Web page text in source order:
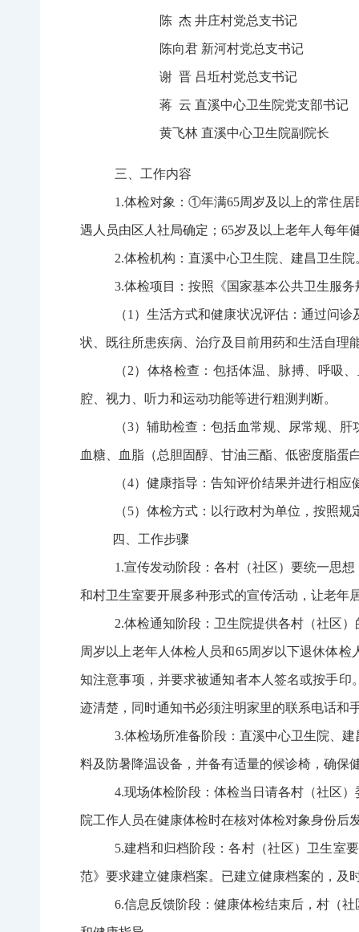
陈 杰 井庄村党总支书记
陈向君 新河村党总支书记
谢 晋 吕坵村党总支书记
蒋 云 直溪中心卫生院党支部书记
黄飞林 直溪中心卫生院副院长
三、工作内容
1 .体检对象：①年满65周岁及以上的常住居
遇人员由区人社局确定； 65岁及以上老年人每年
2.体检机构：直溪中心卫生院、建昌卫生院
3.体检项目：按照《国家基本公共卫生服
（1 ）生活方式和健康状况评估：通过问
状、既往所患疾病、治疗及目前用药和生活自理
（2）体格检查：包括体温、脉搏、呼吸
腔、视力、听力和运动功能等进行粗测判断。
（3）辅助检查：包括血常规、尿常规、
血糖、血脂（总胆固醇、甘油三酯、低密度脂蛋
（4）健康指导：告知评价结果并进行相应
（5）体检方式：以行政村为单位，按照规
四、工作步骤
1 .宣传发动阶段：各村（社区）要统一思
和村卫生室要开展多种形式的宣传活动，让老年
2.体检通知阶段：卫生院提供各村（社区
周岁以上老年人体检人员和65周岁以下退休体检
知注意事项，并要求被通知者本人签名或按手
迹清楚，同时通知书必须注明家里的联系电话和
3.体检场所准备阶段：直溪中心卫生院、
料及防暑降温设备，并备有适量的候诊椅，确保
4.现场体检阶段：体检当日请各村（社区
院工作人员在健康体检时在核对体检对象身份后
5.建档和归档阶段：各村（社区）卫生室
范》要求建立健康档案。已建立健康档案的，及
6.信息反馈阶段：健康体检结束后，村（